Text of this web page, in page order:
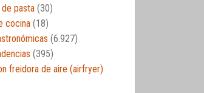
pasta (30)
cocina (18)
(6.927)
(395)
freidora de aire (airfryer)